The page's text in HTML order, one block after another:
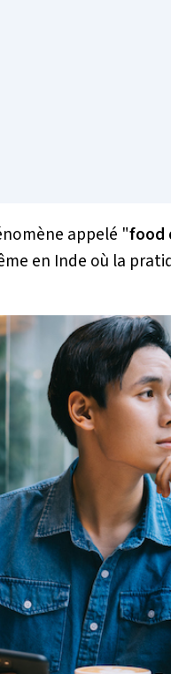
appelé "food
en Inde où la